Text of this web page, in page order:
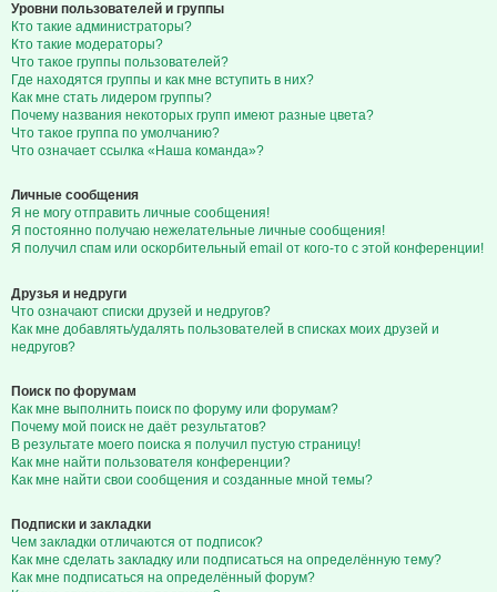
Уровни пользователей и группы
Кто такие администраторы?
Кто такие модераторы?
Что такое группы пользователей?
Где находятся группы и как мне вступить в них?
Как мне стать лидером группы?
Почему названия некоторых групп имеют разные цвета?
Что такое группа по умолчанию?
Что означает ссылка «Наша команда»?
Личные сообщения
Я не могу отправить личные сообщения!
Я постоянно получаю нежелательные личные сообщения!
Я получил спам или оскорбительный email от кого-то с этой конференции!
Друзья и недруги
Что означают списки друзей и недругов?
Как мне добавлять/удалять пользователей в списках моих друзей и
недругов?
Поиск по форумам
Как мне выполнить поиск по форуму или форумам?
Почему мой поиск не даёт результатов?
В результате моего поиска я получил пустую страницу!
Как мне найти пользователя конференции?
Как мне найти свои сообщения и созданные мной темы?
Подписки и закладки
Чем закладки отличаются от подписок?
Как мне сделать закладку или подписаться на определённую тему?
Как мне подписаться на определённый форум?